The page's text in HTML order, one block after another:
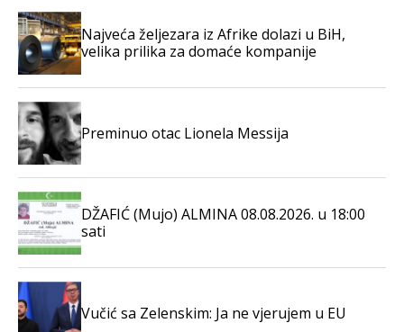
Najveća željezara iz Afrike dolazi u BiH,
velika prilika za domaće kompanije
Preminuo otac Lionela Messija
DŽAFIĆ (Mujo) ALMINA 08.08.2026. u 18:00
sati
Vučić sa Zelenskim: Ja ne vjerujem u EU